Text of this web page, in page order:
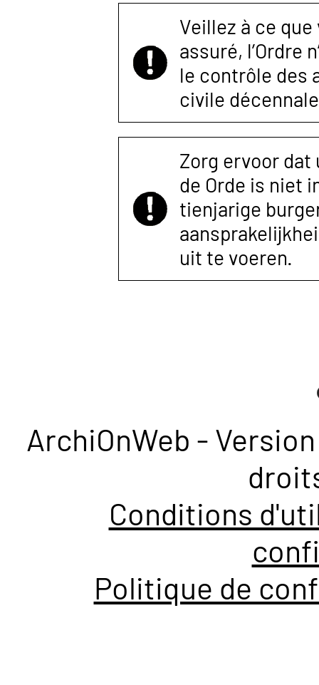
Veillez à ce
assuré, l’Ordre
le contrôle des
civile
Zorg ervoor
de Orde is niet
tienjarige
uit te voeren.
ArchiOnWeb -
Conditions
Politique de